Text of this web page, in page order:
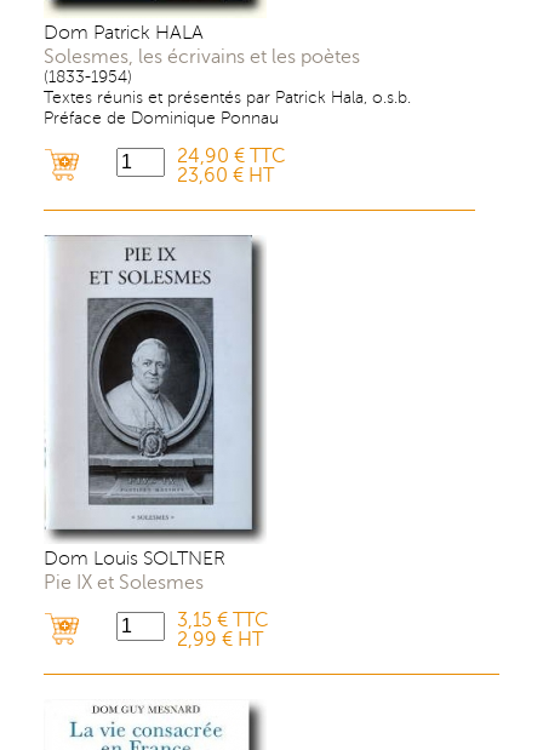
Dom Patrick HALA
Solesmes, les écrivains et les poètes
(1833-1954)
Textes réunis et présentés par Patrick Hala, o.s.b.
Préface de Dominique Ponnau
24,90 € TTC
23,60 € HT
Dom Louis SOLTNER
Pie IX et Solesmes
3,15 € TTC
2,99 € HT